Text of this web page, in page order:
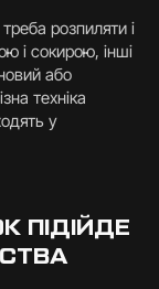
розпиляти і
і сокирою, інші
або
техніка
у
ПІДІЙДЕ